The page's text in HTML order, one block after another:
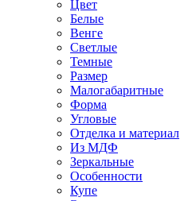
Цвет
Белые
Венге
Светлые
Темные
Размер
Малогабаритные
Форма
Угловые
Отделка и материал
Из МДФ
Зеркальные
Особенности
Купе